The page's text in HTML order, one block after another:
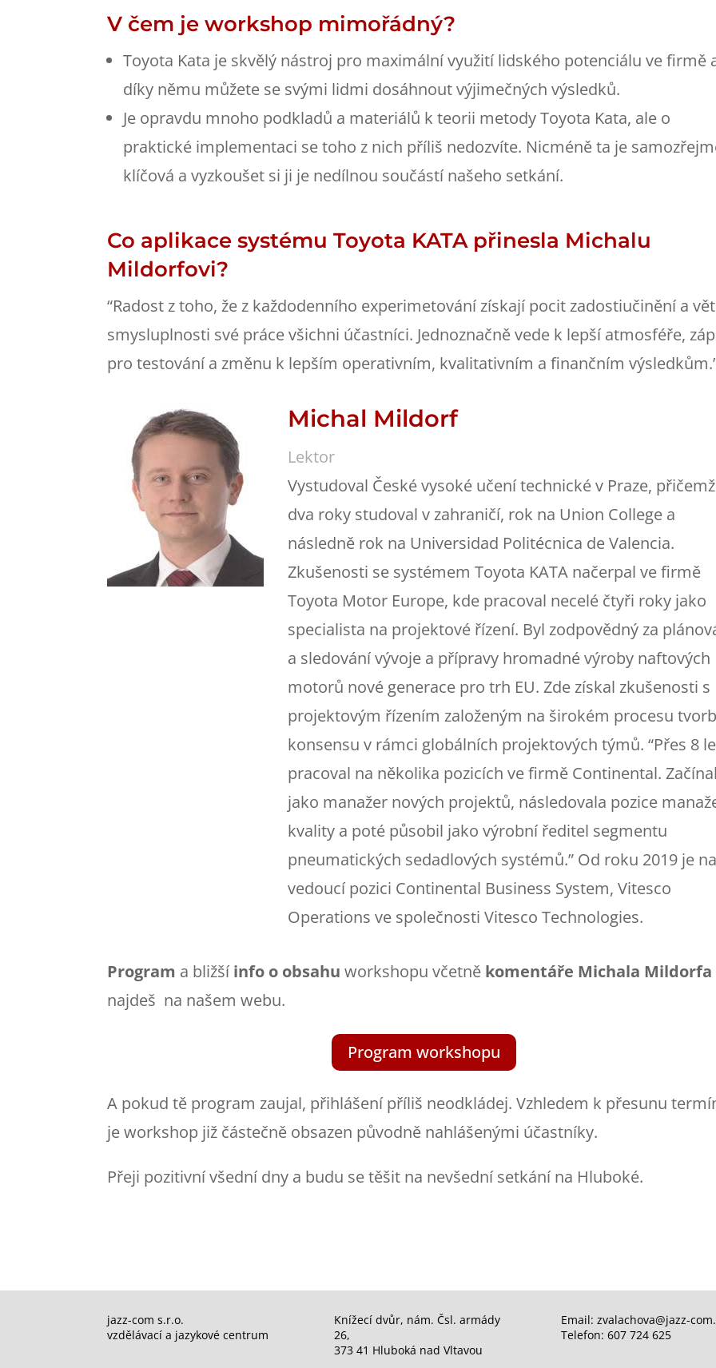
V čem je workshop mimořádný?
Toyota Kata je skvělý nástroj pro maximální využití lidského potenciálu ve firmě
díky němu můžete se svými lidmi dosáhnout výjimečných výsledků.
Je opravdu mnoho podkladů a materiálů k teorii metody Toyota Kata, ale o
praktické implementaci se toho z nich příliš nedozvíte. Nicméně ta je
klíčová a vyzkoušet si ji je nedílnou součástí našeho setkání.
Co aplikace systému Toyota KATA přinesla Michalu
Mildorfovi?
“Radost z toho, že z každodenního experimetování získají pocit zadostiučinění a
smysluplnosti své práce všichni účastníci. Jednoznačně vede k lepší atmosféře,
pro testování a změnu k lepším operativním, kvalitativním a finančním
Michal Mildorf
Lektor
Vystudoval České vysoké učení technické v Praze, přičemž
dva roky studoval v zahraničí, rok na Union College a
následně rok na Universidad Politécnica de Valencia.
Zkušenosti se systémem Toyota KATA načerpal ve firmě
Toyota Motor Europe, kde pracoval necelé čtyři roky jako
specialista na projektové řízení. Byl zodpovědný za
a sledování vývoje a přípravy hromadné výroby naftových
motorů nové generace pro trh EU. Zde získal zkušenosti s
projektovým řízením založeným na širokém procesu
konsensu v rámci globálních projektových týmů. “Přes 8
pracoval na několika pozicích ve firmě Continental.
jako manažer nových projektů, následovala pozice
kvality a poté působil jako výrobní ředitel segmentu
pneumatických sedadlových systémů.” Od roku 2019 je
vedoucí pozici Continental Business System, Vitesco
Operations ve společnosti Vitesco Technologies.
Program a bližší info o obsahu workshopu včetně komentáře Michala Mildorfa
najdeš na našem webu.
Program workshopu
A pokud tě program zaujal, přihlášení příliš neodkládej. Vzhledem k přesunu
je workshop již částečně obsazen původně nahlášenými účastníky.
Přeji pozitivní všední dny a budu se těšit na nevšední setkání na Hluboké.
jazz-com s.r.o.
vzdělávací a jazykové centrum
Knížecí dvůr, nám. Čsl. armády
26,
373 41 Hluboká nad Vltavou
Email: zvalachova@jazz-
Telefon: 607 724 625